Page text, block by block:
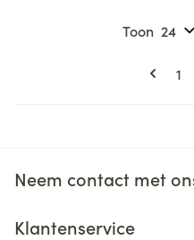
U
1
Toon
Neem contact met
Klantenservice